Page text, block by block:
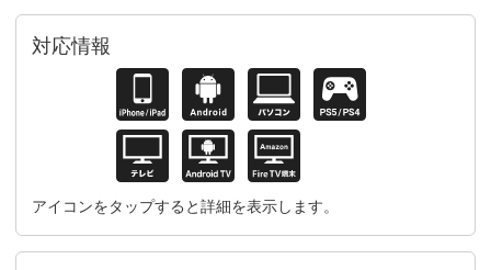
対応情報
アイコンをタップすると詳細を表示します。